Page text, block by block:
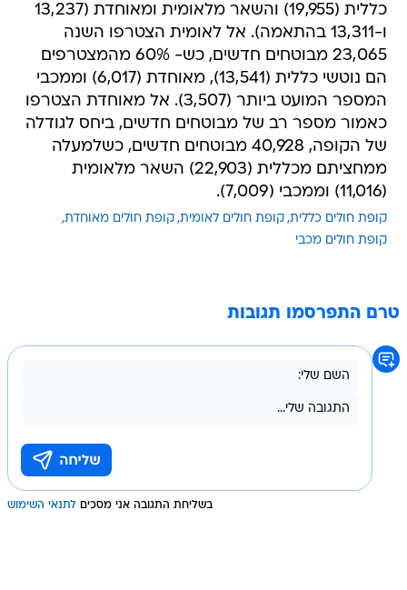
כללית (19,955) והשאר מלאומית ומאוחדת (13,237
ו-13,311 בהתאמה). אל לאומית הצטרפו השנה
23,065 מבוטחים חדשים, כש- 60% מהמצטרפים
הם נוטשי כללית (13,541), מאוחדת (6,017) וממכבי
המספר המועט ביותר (3,507). אל מאוחדת הצטרפו
כאמור מספר רב של מבוטחים חדשים, ביחס לגודלה
של הקופה, 40,928 מבוטחים חדשים, כשלמעלה
ממחציתם מכללית (22,903) השאר מלאומית
(11,016) וממכבי (7,009).
קופת חולים כללית קופת חולים לאומית קופת חולים מאוחדת
קופת חולים מכבי
טרם התפרסמו תגובות
בשליחת התגובה אני מסכים לתנאי השימוש